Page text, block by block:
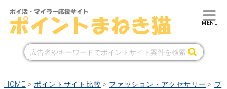
HOME > ポイントサイト比較 > ファッション・アクセサリー > ブ